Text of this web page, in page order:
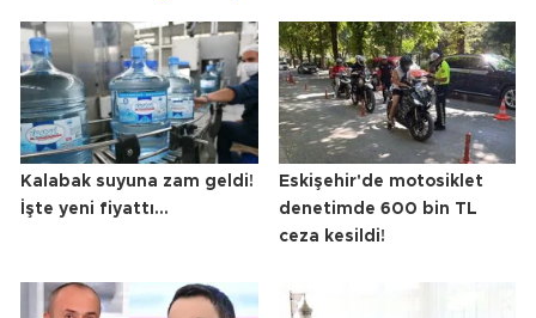
Kalabak suyuna zam geldi!
İşte yeni fiyattı...
Eskişehir'de motosiklet
denetimde 600 bin TL
ceza kesildi!